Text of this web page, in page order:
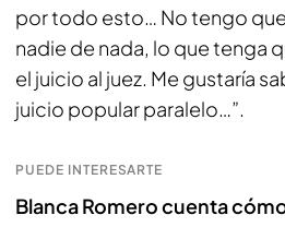
por todo esto… No tengo
nadie de nada, lo que tenga
el juicio al juez. Me gustaría
juicio popular paralelo…”.
PUEDE INTERESARTE
Blanca Romero cuenta